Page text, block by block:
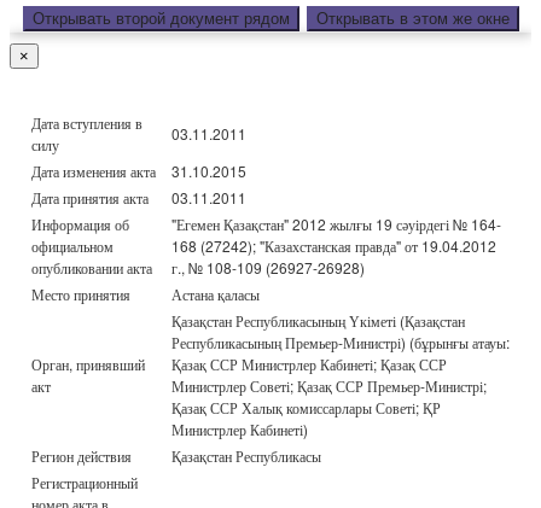
Открывать второй документ рядом Открывать в этом же окне
×
Дата вступления в
силу
03.11.2011
Дата изменения акта
31.10.2015
Дата принятия акта
03.11.2011
Информация об
официальном
опубликовании акта
"Егемен Қазақстан" 2012 жылғы 19 сәуірдегі № 164-
168 (27242); "Казахстанская правда" от 19.04.2012
г., № 108-109 (26927-26928)
Место принятия
Астана қаласы
Орган, принявший
акт
Қазақстан Республикасының Үкіметі (Қазақстан
Республикасының Премьер-Министрі) (бұрынғы атауы:
Қазақ ССР Министрлер Кабинеті; Қазақ ССР
Министрлер Советі; Қазақ ССР Премьер-Министрі;
Қазақ ССР Халық комиссарлары Советі; ҚР
Министрлер Кабинеті)
Регион действия
Қазақстан Республикасы
Регистрационный